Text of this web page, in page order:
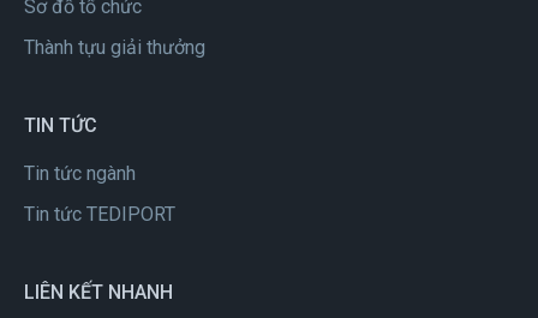
Sơ đồ tổ chức
Thành tựu giải thưởng
TIN TỨC
Tin tức ngành
Tin tức TEDIPORT
LIÊN KẾT NHANH